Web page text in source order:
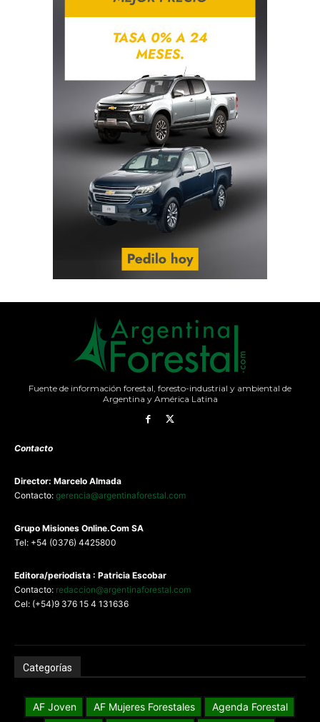
Fuente de información forestal, foresto-industrial y ambiental de
Argentina y América Latina
Contacto
Director: Marcelo Almada
Contacto: gerencia@argentinaforestal.com
Grupo Misiones Online.Com SA
Tel: +54 (0376) 4425800
Editora/periodista : Patricia Escobar
Contacto: redaccion@argentinaforestal.com
Cel: (+54)9 376 15 4 131636
Categorías
AF Joven AF Mujeres Forestales
Agenda Forestal